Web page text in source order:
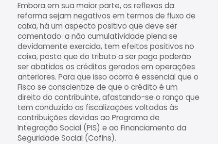
Embora em sua maior parte, os reflexos da
reforma sejam negativos em termos de fluxo de
caixa, há um aspecto positivo que deve ser
comentado: a não cumulatividade plena se
devidamente exercida, tem efeitos positivos no
caixa, posto que do tributo a ser pago poderão
ser abatidos os créditos gerados em operações
anteriores. Para que isso ocorra é essencial que o
Fisco se conscientize de que o crédito é um
direito do contribuinte, afastando-se o ranço que
tem conduzido as fiscalizações voltadas às
contribuições devidas ao Programa de
Integração Social (PIS) e ao Financiamento da
Seguridade Social (Cofins).